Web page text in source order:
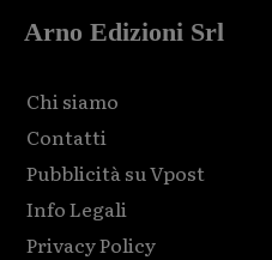
Arno Edizioni Srl
Chi siamo
Contatti
Pubblicità su Vpost
Info Legali
Privacy Policy